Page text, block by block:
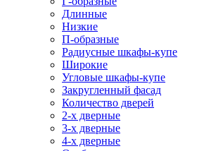
Длинные
Низкие
П-образные
Радиусные шкафы-купе
Широкие
Угловые шкафы-купе
Закругленный фасад
Количество дверей
2-х дверные
3-х дверные
4-х дверные